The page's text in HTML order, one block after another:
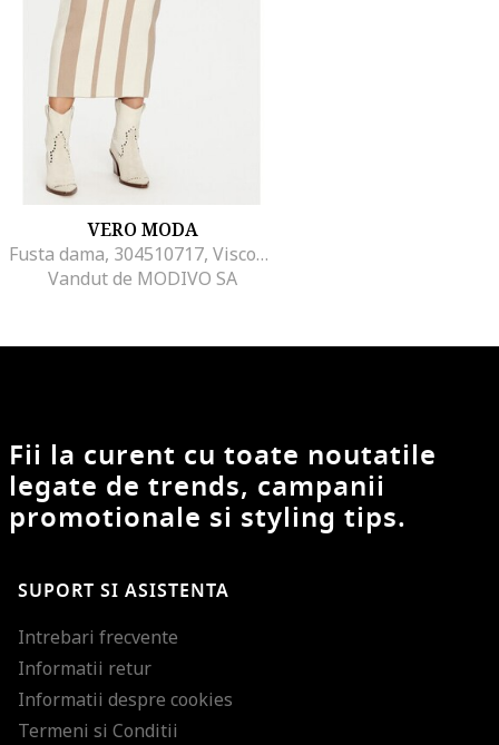
VERO MODA
Fusta dama, 304510717, Viscoza/Poliester, M INTL, Bej
Vandut de MODIVO SA
Fii la curent cu toate noutatile
legate de trends, campanii
promotionale si styling tips.
SUPORT SI ASISTENTA
Intrebari frecvente
Informatii retur
Informatii despre cookies
Termeni si Conditii